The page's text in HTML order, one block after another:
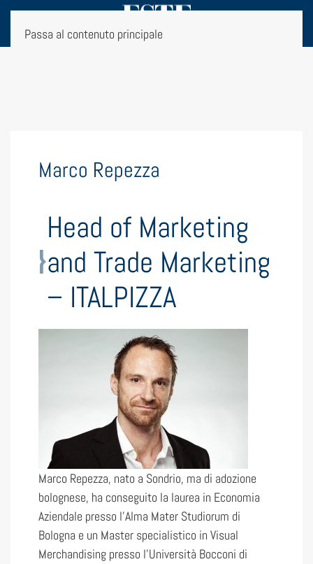
Passa al contenuto principale
Marco Repezza
Head of Marketing
and Trade Marketing
– ITALPIZZA
Marco Repezza, nato a Sondrio, ma di adozione
bolognese, ha conseguito la laurea in Economia
Aziendale presso l’Alma Mater Studiorum di
Bologna e un Master specialistico in Visual
Merchandising presso l’Università Bocconi di